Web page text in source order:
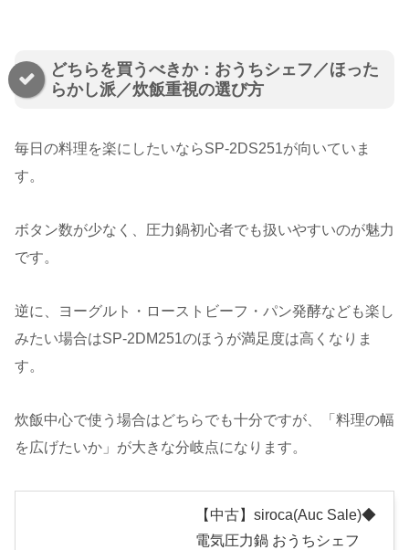
どちらを買うべきか：おうちシェフ／ほった
らかし派／炊飯重視の選び方
毎日の料理を楽にしたいならSP-2DS251が向いていま
す。
ボタン数が少なく、圧力鍋初心者でも扱いやすいのが魅力
です。
逆に、ヨーグルト・ローストビーフ・パン発酵なども楽し
みたい場合はSP-2DM251のほうが満足度は高くなりま
す。
炊飯中心で使う場合はどちらでも十分ですが、「料理の幅
を広げたいか」が大きな分岐点になります。
【中古】siroca(Auc Sale)◆
電気圧力鍋 おうちシェフ